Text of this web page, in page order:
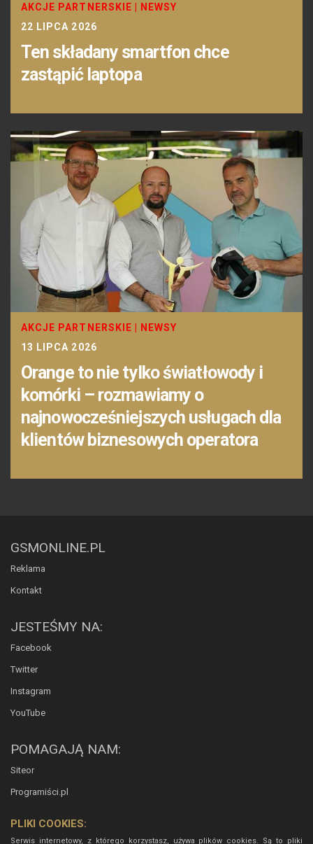
AKCJE PARTNERSKIE
NEWSY
22 LIPCA 2026
Ten składany smartfon chce
zastąpić laptopa
AKCJE PARTNERSKIE
NEWSY
13 LIPCA 2026
Orange to nie tylko światłowody i
komórki – rozmawiamy o
najnowocześniejszych usługach dla
klientów biznesowych operatora
GSMONLINE.PL
Reklama
Kontakt
JESTEŚMY NA:
Facebook
Twitter
Instagram
YouTube
POMAGAJĄ NAM:
Siteor
Programiści.pl
PLIKI COOKIES:
Serwis internetowy, z którego korzystasz, używa plików cookies. Są to pliki